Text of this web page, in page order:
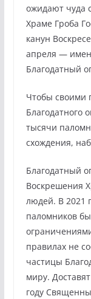
ожидают чуда
Храме Гроба
канун
апреля —
Благодатный
Чтобы своими
Благодатного
тысячи
схождения,
Благодатный
Воскрешения
людей. В 2021
паломников
правилах не
частицы
миру.
году